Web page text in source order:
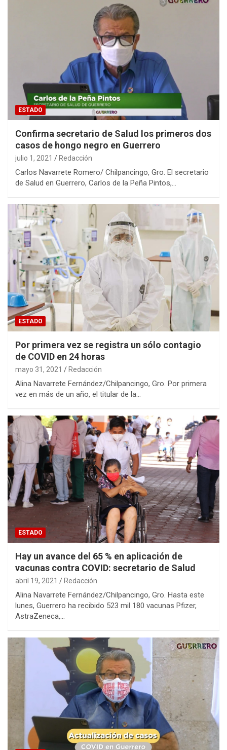
ESTADO
Confirma secretario de Salud los primeros dos
casos de hongo negro en Guerrero
julio 1, 2021 Redacción
Carlos Navarrete Romero/ Chilpancingo, Gro. El secretario
de Salud en Guerrero, Carlos de la Peña Pintos,…
ESTADO
Por primera vez se registra un sólo contagio
de COVID en 24 horas
mayo 31, 2021 Redacción
Alina Navarrete Fernández/Chilpancingo, Gro. Por primera
vez en más de un año, el titular de la…
ESTADO
Hay un avance del 65 % en aplicación de
vacunas contra COVID: secretario de Salud
abril 19, 2021 Redacción
Alina Navarrete Fernández/Chilpancingo, Gro. Hasta este
lunes, Guerrero ha recibido 523 mil 180 vacunas Pfizer,
AstraZeneca,…